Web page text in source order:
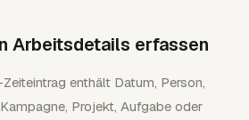
Arbeitsdetails erfassen
enthält Datum, Person,
Projekt, Aufgabe oder